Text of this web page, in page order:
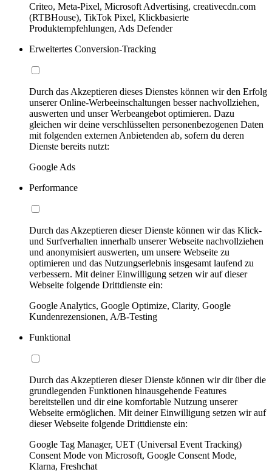
Criteo, Meta-Pixel, Microsoft Advertising, creativecdn.com
(RTBHouse), TikTok Pixel, Klickbasierte
Produktempfehlungen, Ads Defender
Erweitertes Conversion-Tracking
Durch das Akzeptieren dieses Dienstes können wir den Erfolg
unserer Online-Werbeeinschaltungen besser nachvollziehen,
auswerten und unser Werbeangebot optimieren. Dazu
gleichen wir deine verschlüsselten personenbezogenen Daten
mit folgenden externen Anbietenden ab, sofern du deren
Dienste bereits nutzt:
Google Ads
Performance
Durch das Akzeptieren dieser Dienste können wir das Klick-
und Surfverhalten innerhalb unserer Webseite nachvollziehen
und anonymisiert auswerten, um unsere Webseite zu
optimieren und das Nutzungserlebnis insgesamt laufend zu
verbessern. Mit deiner Einwilligung setzen wir auf dieser
Webseite folgende Drittdienste ein:
Google Analytics, Google Optimize, Clarity, Google
Kundenrezensionen, A/B-Testing
Funktional
Durch das Akzeptieren dieser Dienste können wir dir über die
grundlegenden Funktionen hinausgehende Features
bereitstellen und dir eine komfortable Nutzung unserer
Webseite ermöglichen. Mit deiner Einwilligung setzen wir auf
dieser Webseite folgende Drittdienste ein:
Google Tag Manager, UET (Universal Event Tracking)
Consent Mode von Microsoft, Google Consent Mode,
Klarna, Freshchat